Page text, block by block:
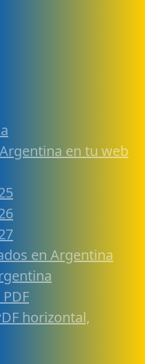
en tu web
en Argentina
horizontal,